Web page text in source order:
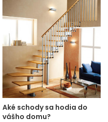
Aké schody sa hodia do
vášho domu?